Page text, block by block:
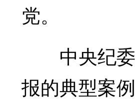
党。
中央纪委
报的典型案